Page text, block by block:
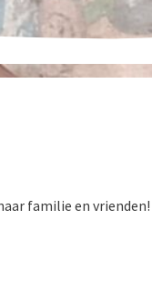
familie en vrienden!